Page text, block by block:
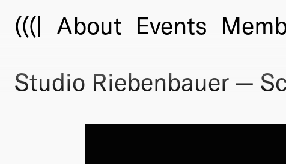
(((| About Events
Studio Riebenbauer —